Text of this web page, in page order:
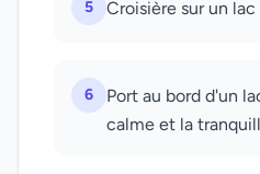
5 Croisière sur un
6
Port au bord d'un
calme et la